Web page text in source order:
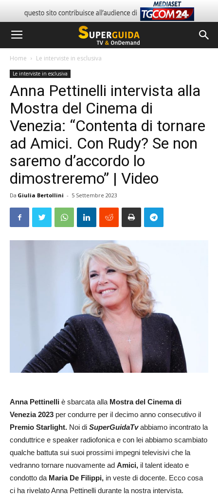
Home Le interviste in esclusiva
Le interviste in esclusiva
Anna Pettinelli intervista alla
Mostra del Cinema di
Venezia: “Contenta di tornare
ad Amici. Con Rudy? Se non
saremo d’accordo lo
dimostreremo” | Video
Da Giulia Bertollini - 5 Settembre 2023
Anna Pettinelli è sbarcata alla Mostra del Cinema di
Venezia 2023 per condurre per il decimo anno consecutivo il
Premio Starlight. Noi di SuperGuidaTvabbiamo incontrato la
conduttrice e speaker radiofonica e con lei abbiamo scambiato
qualche battuta sui suoi prossimi impegni televisivi che la
vedranno tornare nuovamente ad Amici, il talent ideato e
condotto da Maria De Filippi, in veste di docente. Ecco cosa
ci ha rivelato Anna Pettinelli durante la nostra intervista.